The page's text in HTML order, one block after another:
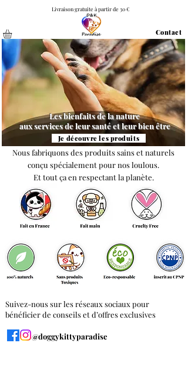
Livraison gratuite à partir de 30 €
Je découvre les produits
Les bienfaits de la nature
aux services de leur santé et leur bien être
Nous fabriquons des produits sains et naturels
conçu spécialement pour nos loulous.
Et tout ça en respectant la planète.
Suivez-nous sur les réseaux sociaux pour
bénéficier de conseils et d’offres exclusives
@doggykittyparadise
Contact